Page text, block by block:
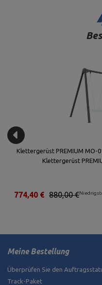
Klettergerüst PREMIUM MO-
Klettergerüst
880,00 €
774,40 €
Meine Bestellung
Überprüfen Sie den
Track-Paket